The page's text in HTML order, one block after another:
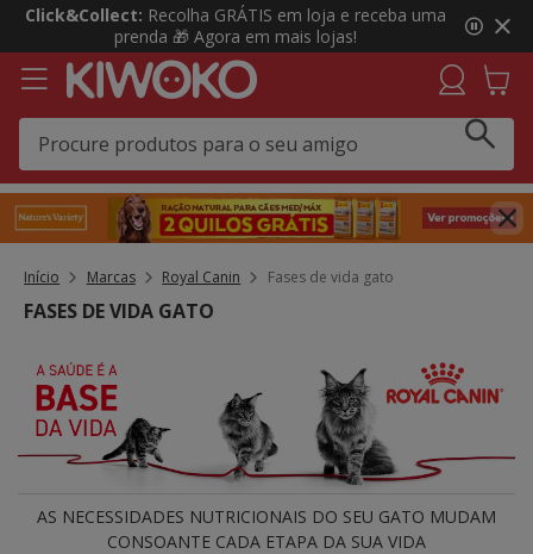
3
3,
mensagem,
Click&Collect: Recolha GRÁTIS em loja e receba uma
prenda 🎁 Agora em mais lojas!
Início Marcas Royal Canin Fases de vida gato
FASES DE VIDA GATO
AS NECESSIDADES NUTRICIONAIS DO SEU GATO MUDAM
CONSOANTE CADA ETAPA DA SUA VIDA